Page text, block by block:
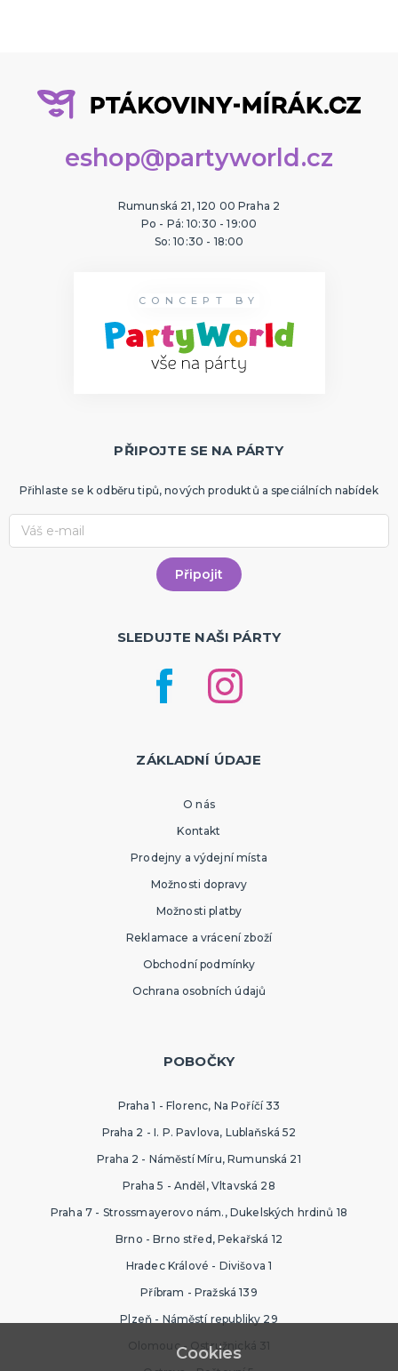
eshop@partyworld.cz
Rumunská 21, 120 00 Praha 2
Po - Pá: 10:30 - 19:00
So: 10:30 - 18:00
CONCEPT BY
PŘIPOJTE SE NA PÁRTY
Přihlaste se k odběru tipů, nových produktů a speciálních nabídek
SLEDUJTE NAŠI PÁRTY
ZÁKLADNÍ ÚDAJE
O nás
Kontakt
Prodejny a výdejní místa
Možnosti dopravy
Možnosti platby
Reklamace a vrácení zboží
Obchodní podmínky
Ochrana osobních údajů
POBOČKY
Praha 1 - Florenc, Na Poříčí 33
Praha 2 - I. P. Pavlova, Lublaňská 52
Praha 2 - Náměstí Míru, Rumunská 21
Praha 5 - Anděl, Vltavská 28
Praha 7 - Strossmayerovo nám., Dukelských hrdinů 18
Brno - Brno střed, Pekařská 12
Hradec Králové - Divišova 1
Příbram - Pražská 139
Plzeň - Náměstí republiky 29
Olomouc - Ostružnická 31
Cookies